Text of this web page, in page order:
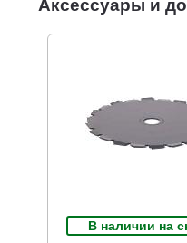
Аксессуары и
В наличии на